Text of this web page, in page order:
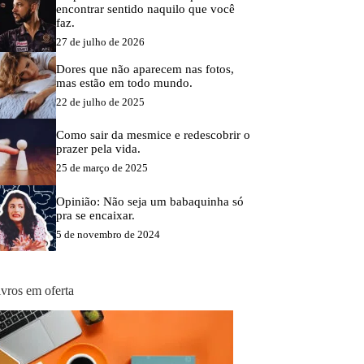
encontrar sentido naquilo que você
faz.
27 de julho de 2026
Dores que não aparecem nas fotos,
mas estão em todo mundo.
22 de julho de 2025
Como sair da mesmice e redescobrir o
prazer pela vida.
25 de março de 2025
Opinião: Não seja um babaquinha só
pra se encaixar.
5 de novembro de 2024
em oferta